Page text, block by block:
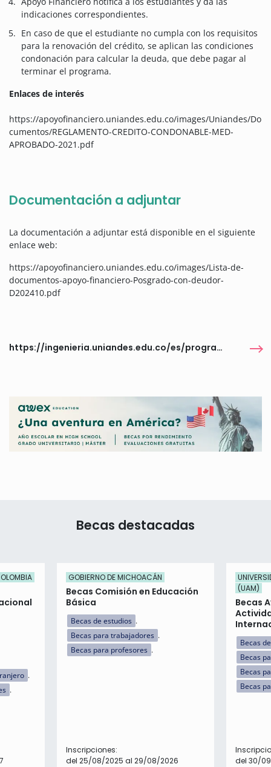
indicaciones correspondientes.
En caso de que el estudiante no cumpla con los requisitos
para la renovación del crédito, se aplican las condiciones
condonación para calcular la deuda, que debe pagar al
terminar el programa.
Enlaces de interés
https://apoyofinanciero.uniandes.edu.co/images/Uniandes/Do
cumentos/REGLAMENTO-CREDITO-CONDONABLE-MED-
APROBADO-2021.pdf
Documentación a adjuntar
La documentación a adjuntar está disponible en el siguiente
enlace web:
https://apoyofinanciero.uniandes.edu.co/images/Lista-de-
documentos-apoyo-financiero-Posgrado-con-deudor-
D202410.pdf
https://ingenieria.uniandes.edu.co/es/programas/financiacion
Becas destacadas
GOBIERNO DE MICHOACÁN
Becas Comisión en Educación
Básica
Becas de estudios
Becas para trabajadores
Becas para profesores
Inscripciones:
del 25/08/2025 al 29/08/2026
(UAM)
Becas
Becas
Becas
Becas
Becas
del 30/